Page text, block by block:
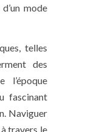
mode
telles
des
l’époque
fascinant
Naviguer
travers le